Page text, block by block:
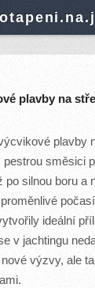
plavby na
plavby
pestrou směsici
po silnou boru a
ideální
v jachtingu
výzvy, ale